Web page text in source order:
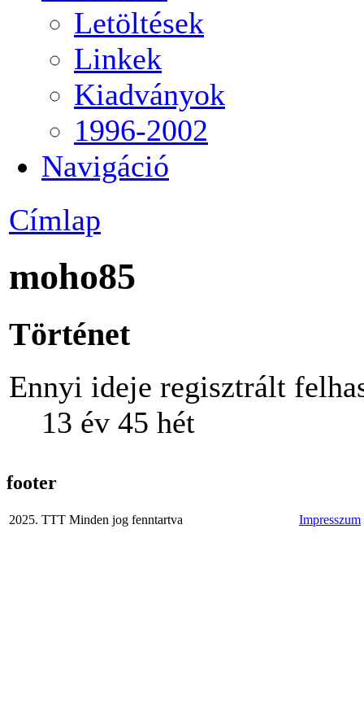
Letöltések
Linkek
Kiadványok
1996-2002
Navigáció
Címlap
moho85
Történet
Ennyi ideje regisztrált
13 év 45 hét
footer
2025. TTT Minden jog fenntartva Impresszum